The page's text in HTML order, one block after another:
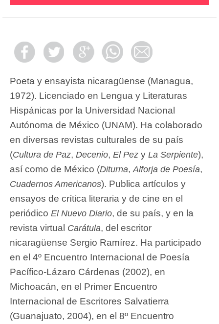
Poeta y ensayista nicaragüense (Managua,
1972). Licenciado en Lengua y Literaturas
Hispánicas por la Universidad Nacional
Autónoma de México (UNAM). Ha colaborado
en diversas revistas culturales de su país
(Cultura de Paz, Decenio, El Pez y La Serpiente),
así como de México (Diturna,Alforja de Poesía,
Cuadernos Americanos). Publica artículos y
ensayos de crítica literaria y de cine en el
periódico El Nuevo Diario, de su país, y en la
revista virtual Carátula, del escritor
nicaragüense Sergio Ramírez. Ha participado
en el 4º Encuentro Internacional de Poesía
Pacífico-Lázaro Cárdenas (2002), en
Michoacán, en el Primer Encuentro
Internacional de Escritores Salvatierra
(Guanajuato, 2004), en el 8º Encuentro